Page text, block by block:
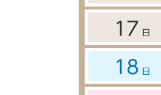
17 日
18 日